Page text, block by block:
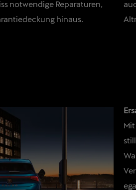
notwendige Reparaturen,
hinaus.